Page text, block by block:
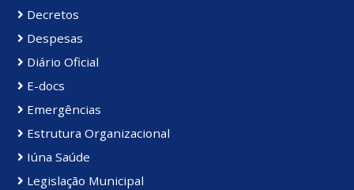
Decretos
Despesas
Diário Oficial
E-docs
Emergências
Estrutura Organizacional
Iúna Saúde
Legislação Municipal